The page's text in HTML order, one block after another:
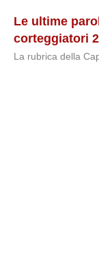
Le ultime
corteggiatori
La rubrica della